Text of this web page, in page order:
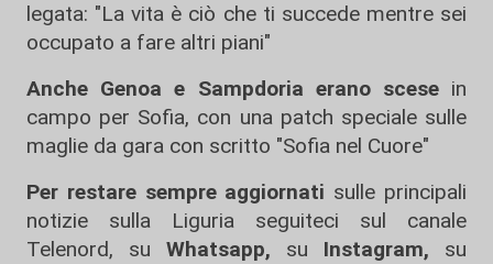
legata: "La vita è ciò che ti succede mentre sei
occupato a fare altri piani"
Anche Genoa e Sampdoria erano scesein
campo per Sofia, con una patch speciale sulle
maglie da gara con scritto "Sofia nel Cuore"
Per restare sempre aggiornati sulle principali
notizie sulla Liguria seguiteci sul canale
Telenord, su
Whatsapp, su Instagram, su